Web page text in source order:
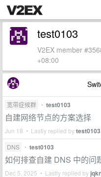
test0103
V2EX member
+08:00
宽带症候群 • test0103
自建网络节点的方案选择
Jun 18 • Lastly replied bytest0103
DNS • test0103
如何排查自建 DNS 中的问
Dec 5, 2025 • Lastly replied by